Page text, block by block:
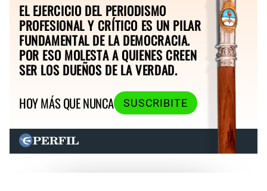
EL EJERCICIO DEL PERIODISMO
PROFESIONAL Y CRÍTICO ES UN PILAR
FUNDAMENTAL DE LA DEMOCRACIA.
POR ESO MOLESTA A QUIENES CREEN
SER LOS DUEÑOS DE LA VERDAD.
HOY MÁS QUE NUNCA
SUSCRIBITE